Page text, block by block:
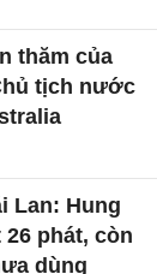
thăm của
tịch nước
Lan: Hung
phát, còn
dùng